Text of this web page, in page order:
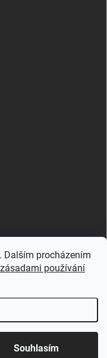
Dalším procházením
zásadami používání
Souhlasím
Upravit nastavení